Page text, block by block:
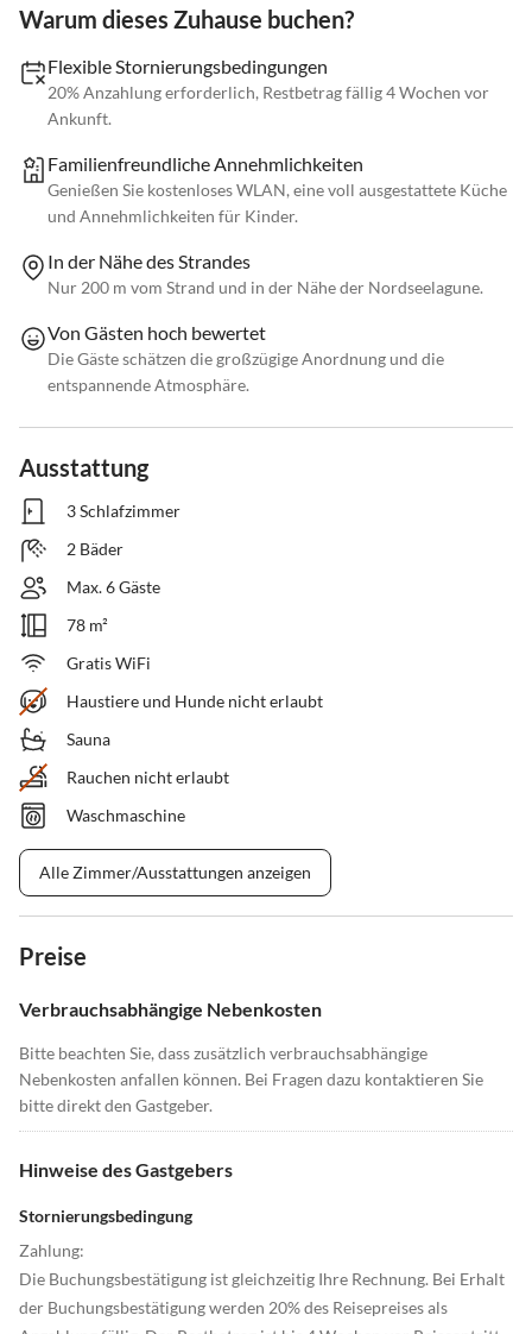
Warum dieses Zuhause buchen?
Flexible Stornierungsbedingungen
20% Anzahlung erforderlich, Restbetrag fällig 4 Wochen vor
Ankunft.
Familienfreundliche Annehmlichkeiten
Genießen Sie kostenloses WLAN, eine voll ausgestattete Küche
und Annehmlichkeiten für Kinder.
In der Nähe des Strandes
Nur 200 m vom Strand und in der Nähe der Nordseelagune.
Von Gästen hoch bewertet
Die Gäste schätzen die großzügige Anordnung und die
entspannende Atmosphäre.
Ausstattung
3 Schlafzimmer
2 Bäder
Max. 6 Gäste
78 m²
Gratis WiFi
Haustiere und Hunde nicht erlaubt
Sauna
Rauchen nicht erlaubt
Waschmaschine
Alle Zimmer/Ausstattungen anzeigen
Preise
Verbrauchsabhängige Nebenkosten
Bitte beachten Sie, dass zusätzlich verbrauchsabhängige
Nebenkosten anfallen können. Bei Fragen dazu kontaktieren Sie
bitte direkt den Gastgeber.
Hinweise des Gastgebers
Stornierungsbedingung
Zahlung:
Die Buchungsbestätigung ist gleichzeitig Ihre Rechnung. Bei Erhalt
der Buchungsbestätigung werden 20% des Reisepreises als